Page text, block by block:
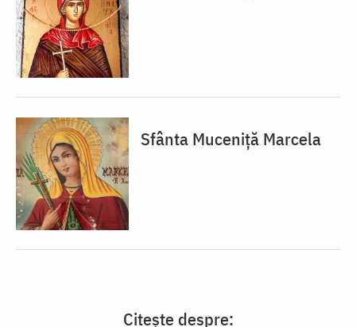
Sfânta Muceniță Marcela
Citește despre: